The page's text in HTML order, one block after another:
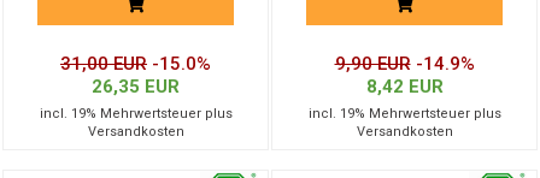
31,00 EUR -15.0%
26,35 EUR
incl. 19% Mehrwertsteuer plus
Versandkosten
9,90 EUR -14.9%
8,42 EUR
incl. 19% Mehrwertsteuer plus
Versandkosten